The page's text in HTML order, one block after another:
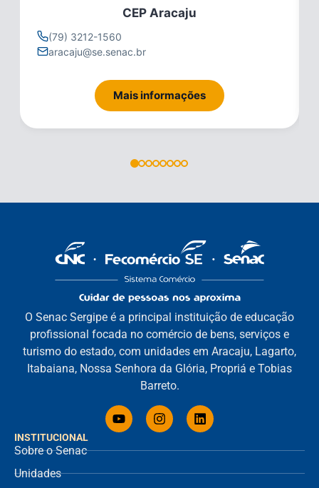
CEP Aracaju
(79) 3212-1560
aracaju@se.senac.br
Mais informações
INSTITUCIONAL
Sobre o Senac
Unidades
O Senac Sergipe é a principal instituição de educação
profissional focada no comércio de bens, serviços e
turismo do estado, com unidades em Aracaju, Lagarto,
Itabaiana, Nossa Senhora da Glória, Propriá e Tobias
Barreto.